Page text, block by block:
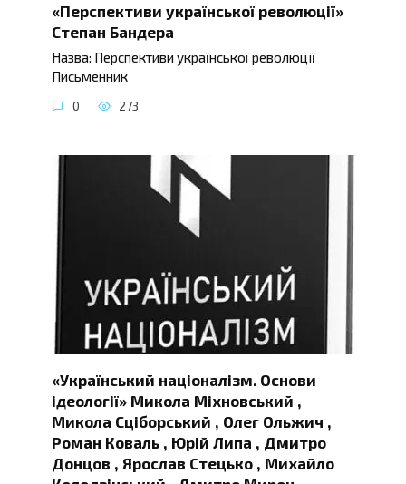
«Перспективи української революції»
Степан Бандера
Назва: Перспективи української революції
Письменник
0 273
«Український націоналізм. Основи
ідеології» Микола Міхновський ,
Микола Сціборський , Олег Ольжич ,
Роман Коваль , Юрій Липа , Дмитро
Донцов , Ярослав Стецько , Михайло